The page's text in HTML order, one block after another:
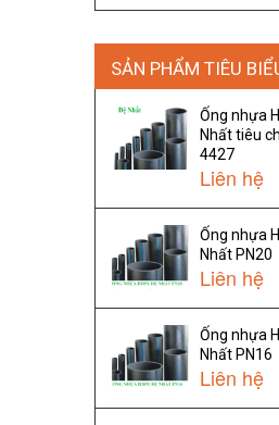
SẢN PHẨM TIÊU
Ống nhựa
Nhất tiêu
4427
Liên hệ
Ống nhựa
Nhất PN20
Liên hệ
Ống nhựa
Nhất PN16
Liên hệ